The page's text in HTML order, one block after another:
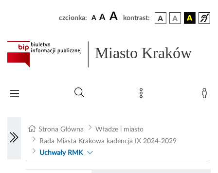
czcionka: A A A kontrast:
Miasto Kraków
Strona Główna
Władze i miasto
Rada Miasta Krakowa kadencja IX 2024-2029
Uchwały RMK